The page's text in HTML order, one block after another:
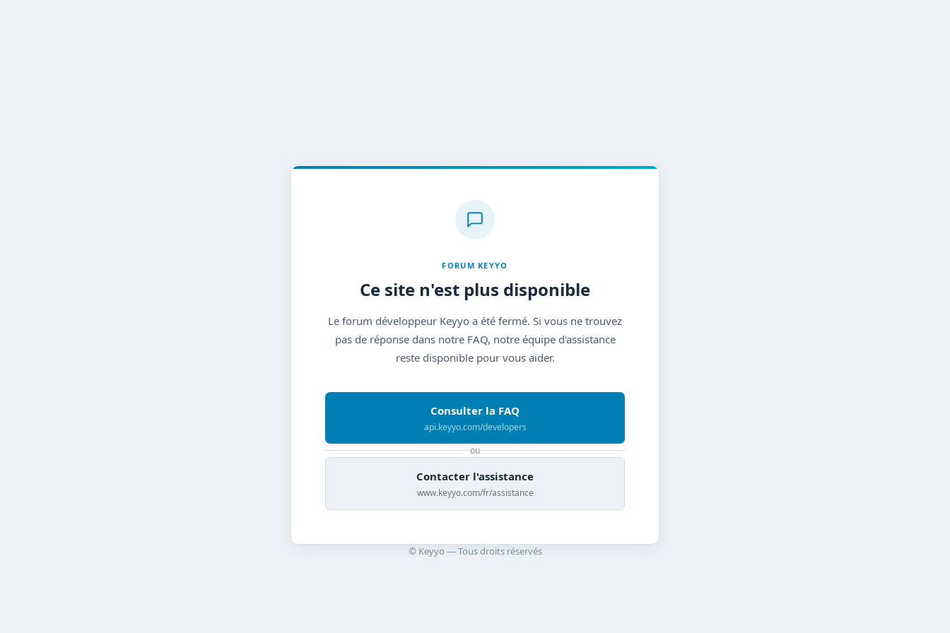
FORUM KEYYO
Ce site n'est plus disponible
Le forum développeur Keyyo a été fermé. Si vous ne trouvez
pas de réponse dans notre FAQ, notre équipe d'assistance
reste disponible pour vous aider.
Consulter la FAQ
api.keyyo.com/developers
ou
Contacter l'assistance
www.keyyo.com/fr/assistance
© Keyyo — Tous droits réservés